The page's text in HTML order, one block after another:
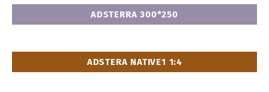
ADSTERRA 300*250
ADSTERA NATIVE1 1:4